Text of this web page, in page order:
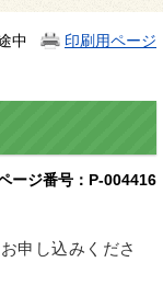
印刷用ページ
中
ージ番号：P-004416
申し込みくださ